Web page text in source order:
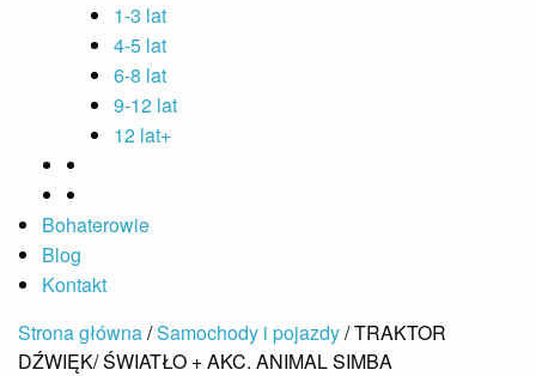
1-3 lat
4-5 lat
6-8 lat
9-12 lat
12 lat+
Bohaterowie
Blog
Kontakt
Strona główna/Samochody i pojazdy/ TRAKTOR
DŹWIĘK/ ŚWIATŁO + AKC. ANIMAL SIMBA